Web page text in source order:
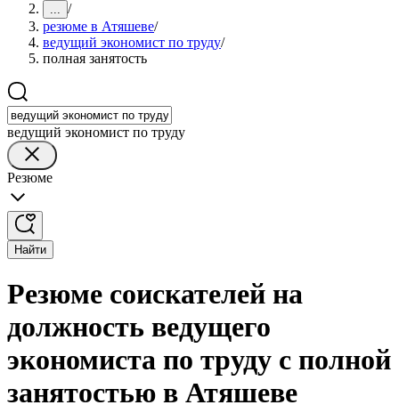
... /
резюме в Атяшеве/
ведущий экономист по труду/
полная занятость
ведущий экономист по труду
Резюме
Найти
Резюме соискателей на
должность ведущего
экономиста по труду с полной
занятостью в Атяшеве